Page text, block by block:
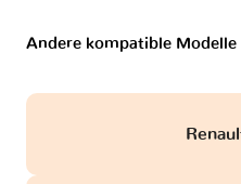
Andere kompatible Modelle